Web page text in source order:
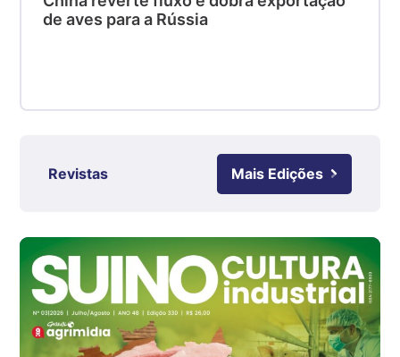
SC
R$ 4,48
Ovo Branco - Regional
cx
Ovo Branco - Regional
Branco
R$ 145,34
cx
de aves para a Rússia
Revistas Mais Edições